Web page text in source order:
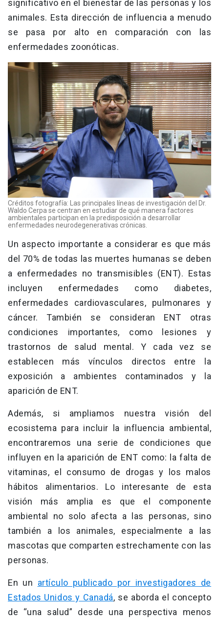
significativo en el bienestar de las personas y los
animales. Esta dirección de influencia a menudo
se pasa por alto en comparación con las
enfermedades zoonóticas.
Créditos fotografía: Las principales líneas de investigación del Dr.
Waldo Cerpa se centran en estudiar de qué manera factores
ambientales participan en la predisposición a desarrollar
enfermedades neurodegenerativas crónicas.
Un aspecto importante a considerar es que más
del 70% de todas las muertes humanas se deben
a enfermedades no transmisibles (ENT). Estas
incluyen enfermedades como diabetes,
enfermedades cardiovasculares, pulmonares y
cáncer. También se consideran ENT otras
condiciones importantes, como lesiones y
trastornos de salud mental. Y cada vez se
establecen más vínculos directos entre la
exposición a ambientes contaminados y la
aparición de ENT.
Además, si ampliamos nuestra visión del
ecosistema para incluir la influencia ambiental,
encontraremos una serie de condiciones que
influyen en la aparición de ENT como: la falta de
vitaminas, el consumo de drogas y los malos
hábitos alimentarios. Lo interesante de esta
visión más amplia es que el componente
ambiental no solo afecta a las personas, sino
también a los animales, especialmente a las
mascotas que comparten estrechamente con las
personas.
En un artículo publicado por investigadores de
Estados Unidos y Canadá, se aborda el concepto
de “una salud” desde una perspectiva menos